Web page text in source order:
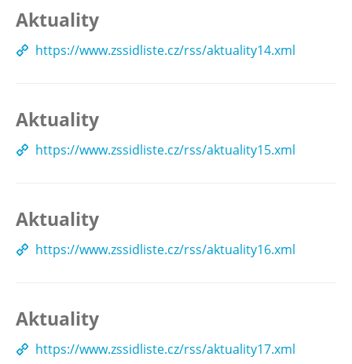
Aktuality
https://www.zssidliste.cz/rss/aktuality14.xml
Aktuality
https://www.zssidliste.cz/rss/aktuality15.xml
Aktuality
https://www.zssidliste.cz/rss/aktuality16.xml
Aktuality
https://www.zssidliste.cz/rss/aktuality17.xml